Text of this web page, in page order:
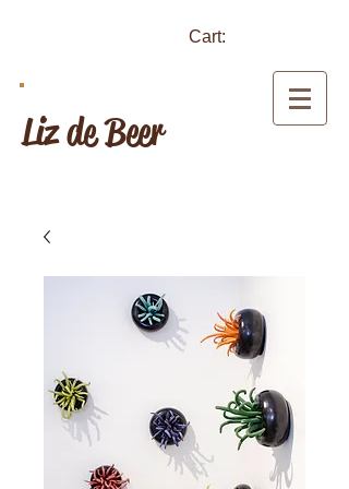
Cart:
Liz de Beer